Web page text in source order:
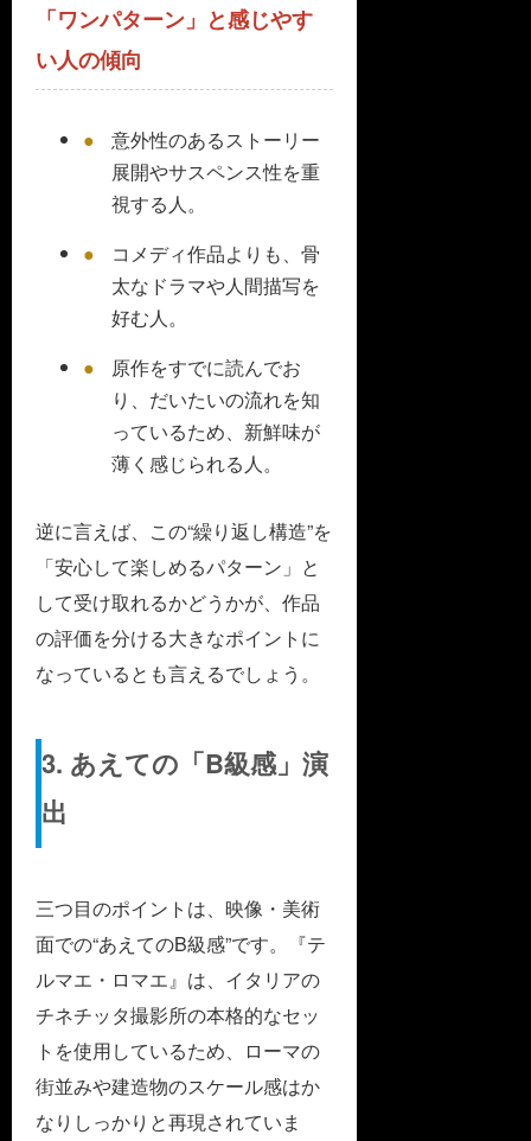
「ワンパターン」と感じやす
い人の傾向
意外性のあるストーリー
展開やサスペンス性を重
視する人。
コメディ作品よりも、骨
太なドラマや人間描写を
好む人。
原作をすでに読んでお
り、だいたいの流れを知
っているため、新鮮味が
薄く感じられる人。
逆に言えば、この“繰り返し構造”を
「安心して楽しめるパターン」と
して受け取れるかどうかが、作品
の評価を分ける大きなポイントに
なっているとも言えるでしょう。
3. あえての「B級感」演
出
三つ目のポイントは、映像・美術
面での“あえてのB級感”です。『テ
ルマエ・ロマエ』は、イタリアの
チネチッタ撮影所の本格的なセッ
トを使用しているため、ローマの
街並みや建造物のスケール感はか
なりしっかりと再現されていま